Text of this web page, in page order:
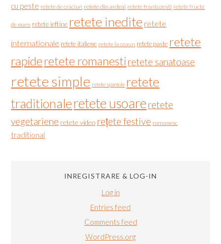
cu peste retete de craciun retete din ardeal retete frantuzesti retete fructe
de mare retete ieftine retete inedite retete
internationale retete italiene retete la ceaun retete paste retete
rapideretete romanesti retete sanatoase
retete simple retete spaniole retete
traditionaleretete usoare retete
vegetariene retete video rețete festive romanesc
traditional
INREGISTRARE & LOG-IN
Log in
Entries feed
Comments feed
WordPress.org